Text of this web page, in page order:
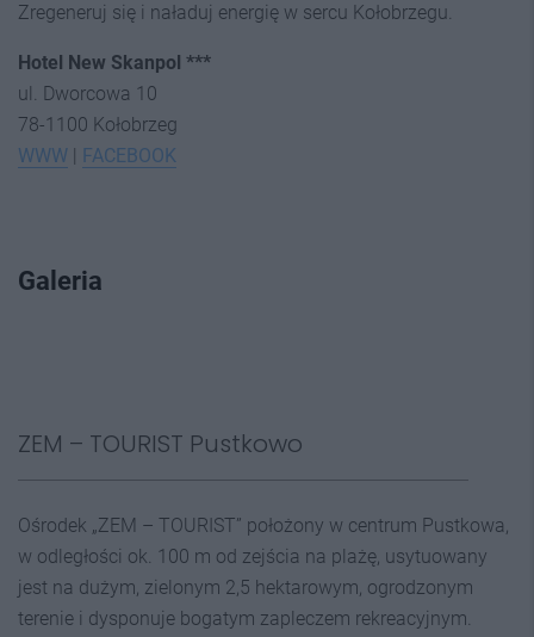
Zregeneruj się i naładuj energię w sercu Kołobrzegu.
Hotel New Skanpol ***
ul. Dworcowa 10
78-1100 Kołobrzeg
WWW | FACEBOOK
Galeria
ZEM – TOURIST Pustkowo
Ośrodek „ZEM – TOURIST” położony w centrum Pustkowa,
w odległości ok. 100 m od zejścia na plażę, usytuowany
jest na dużym, zielonym 2,5 hektarowym, ogrodzonym
terenie i dysponuje bogatym zapleczem rekreacyjnym.